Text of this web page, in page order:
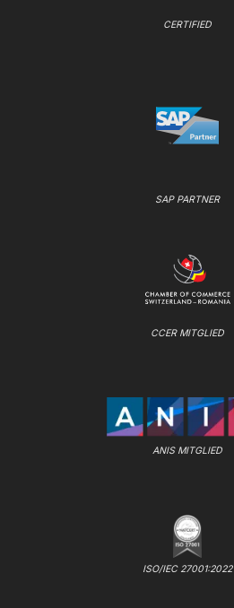
CERTIFIED
SAP PARTNER
CCER MITGLIED
ANIS MITGLIED
ISO/IEC 27001:2022